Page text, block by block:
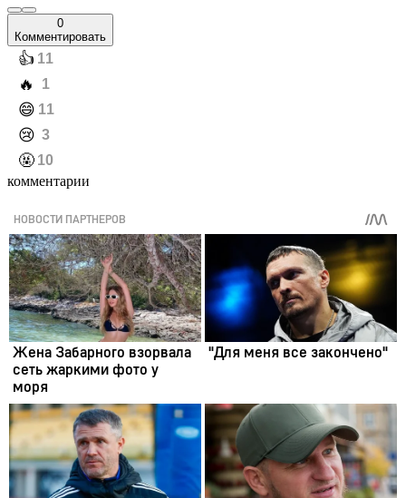
0
Комментировать
️👍 11
️🔥 1
️😄 11
️😢 3
️🤬 10
комментарии